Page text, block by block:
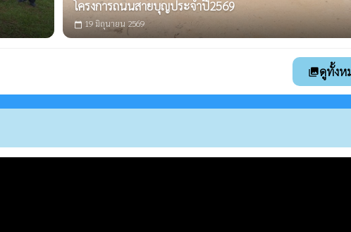
โครงการถนนสายบุญประจำปี2569
calendar_today 19 มิถุนายน 2569
photo_libraryดูทั้งห